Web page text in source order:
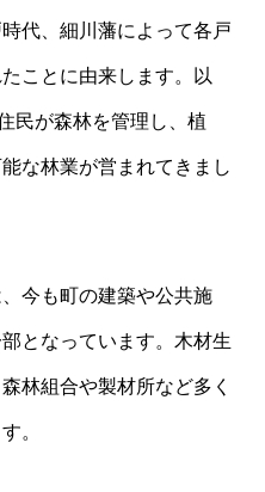
代、細川藩によって各戸
ことに由来します。以
民が森林を管理し、植
な林業が営まれてきまし
今も町の建築や公共施
となっています。木材生
林組合や製材所など多く
。